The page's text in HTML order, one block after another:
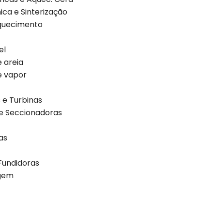
e Sinterização
areia
vapor
Turbinas
Seccionadoras